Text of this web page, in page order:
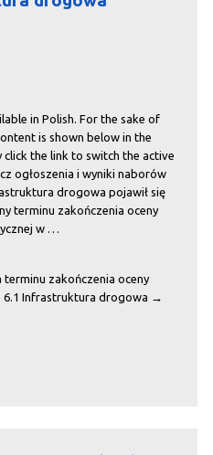
in Polish. For the sake of
is shown below in the
click the link to switch the active
ogłoszenia i wyniki naborów
drogowa pojawił się
terminu zakończenia oceny
w …
terminu zakończenia oceny
6.1 Infrastruktura drogowa →